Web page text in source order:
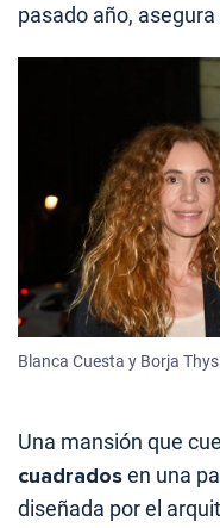
pasado año,
Blanca Cuesta y Borja
Una mansión que
cuadradosen una
diseñada por el